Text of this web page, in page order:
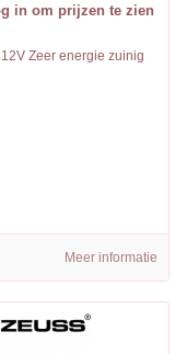
in om prijzen te zien
Zeer energie zuinig
Meer informatie